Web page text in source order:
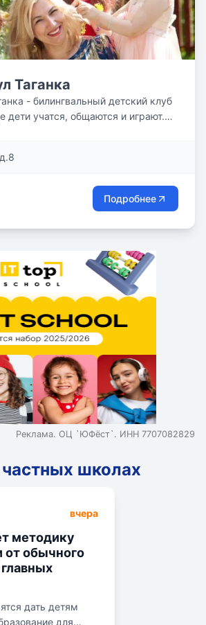
Таганка
- билингвальный детский клуб
дети учатся, общаются и играют.
Подробнее
Реклама. ОЦ `ЮФёст`. ИНН 7707082829
школах
вчера
методику
от обычного
дать детям
для